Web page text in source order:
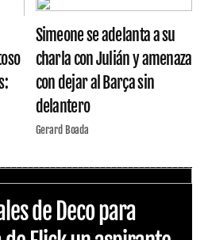
Simeone se adelanta a su
charla con Julián y amenaza
con dejar al Barça sin
delantero
Gerard Boada
de Deco para